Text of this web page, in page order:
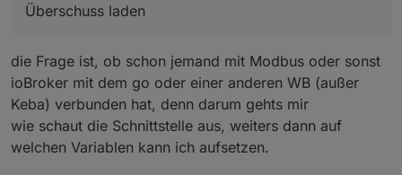
Überschuss laden
die Frage ist, ob schon jemand mit Modbus oder sonst
ioBroker mit dem go oder einer anderen WB (außer
Keba) verbunden hat, denn darum gehts mir
wie schaut die Schnittstelle aus, weiters dann auf
welchen Variablen kann ich aufsetzen.